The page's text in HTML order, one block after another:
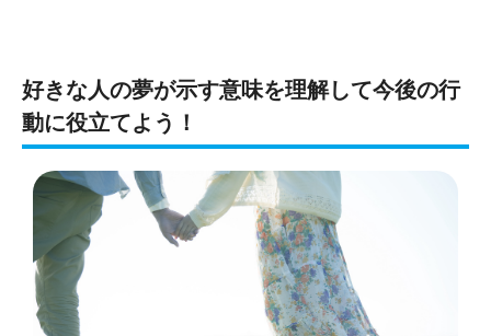
好きな人の夢が示す意味を理解して今後の行
動に役立てよう！